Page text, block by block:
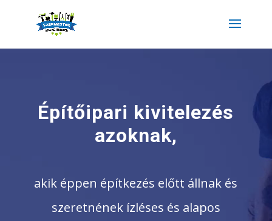
Építőipari kivitelezés
azoknak,
akik éppen építkezés előtt állnak és
szeretnének ízléses és alapos